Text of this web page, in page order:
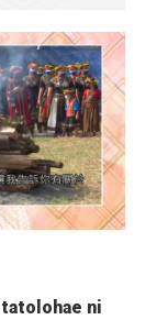
tatolohae ni